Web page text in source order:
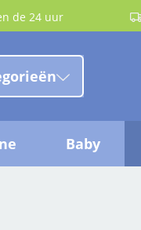
de 24 uur
Baby